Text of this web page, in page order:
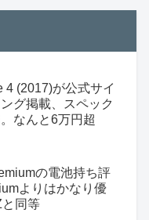
4 (2017)が公式サイ
グ掲載、スペック
なんと6万円超
の電池持ち評
よりはかなり優
同等